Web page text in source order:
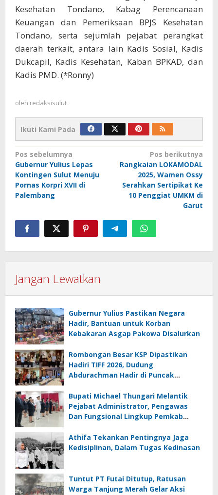
Kesehatan Tondano, Kabag Perencanaan
Keuangan dan Pemeriksaan BPJS Kesehatan
Tondano, serta sejumlah pejabat perangkat
daerah terkait, antara lain Kadis Sosial, Kadis
Dukcapil, Kadis Kesehatan, Kaban BPKAD, dan
Kadis PMD. (*Ronny)
oleh redaksisulut
Ikuti Kami Pada
Navigasi
pos
Pos sebelumnya
Gubernur Yulius Lepas
Kontingen Sulut Menuju
Pornas Korpri XVII di
Palembang
Pos berikutnya
Rangkaian LOKAMODAL
2025, Wamen Ossy
Serahkan Sertipikat Ke
10 Penggiat UMKM di
Garut
Jangan Lewatkan
Gubernur Yulius Pastikan Negara
Hadir, Bantuan untuk Korban
Kebakaran Asgap Pakowa Disalurkan
Rombongan Besar KSP Dipastikan
Hadiri TIFF 2026, Dudung
Abdurachman Hadir di Puncak
Bupati Michael Thungari Melantik
Pejabat Administrator, Pengawas
Dan Fungsional Lingkup Pemkab
Athifa Tekankan Pentingnya Jaga
Kedisiplinan, Dalam Tugas Kedinasan
Tuntut PT Futai Ditutup, Ratusan
Warga Tanjung Merah Gelar Aksi